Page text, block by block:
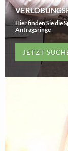
Hier finden Sie die
Antragsringe
JETZT